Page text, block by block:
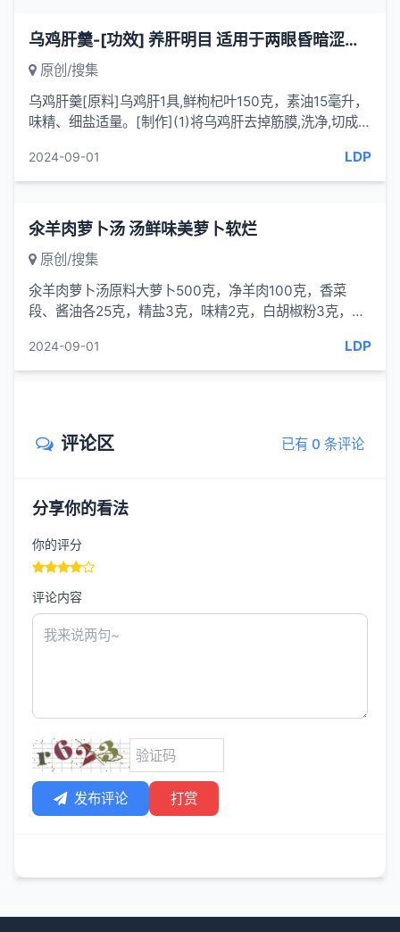
乌鸡肝羹-[功效] 养肝明目 适用于两眼昏暗涩痛 夜盲症
原创/搜集
乌鸡肝羹[原料]乌鸡肝1具,鲜枸杞叶150克，素油15毫升，
味精、细盐适量。[制作](1)将乌鸡肝去掉筋膜,洗净,切成碎
杞叶,...
2024-09-01 LDP
氽羊肉萝卜汤 汤鲜味美萝卜软烂
原创/搜集
氽羊肉萝卜汤原料大萝卜500克，净羊肉100克，香菜
段、酱油各25克，精盐3克，味精2克，白胡椒粉3克，葱
2024-09-01 LDP
评论区 已有 0 条评论
分享你的看法
你的评分
评论内容
发布评论 打赏